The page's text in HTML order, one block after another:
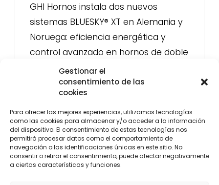
Gestionar el
consentimiento de las
cookies
Para ofrecer las mejores experiencias, utilizamos tecnologías
como las cookies para almacenar y/o acceder a la información
del dispositivo. El consentimiento de estas tecnologías nos
permitirá procesar datos como el comportamiento de
navegación o las identificaciones únicas en este sitio. No
consentir o retirar el consentimiento, puede afectar negativamente
a ciertas características y funciones.
GHI Hornos instala dos nuevos
sistemas BLUESKY® XT en Alemania y
Noruega: eficiencia energética y
control avanzado en hornos de doble
cámara